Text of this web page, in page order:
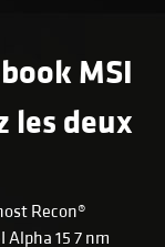
MSI
les deux
Recon®
15 7 nm